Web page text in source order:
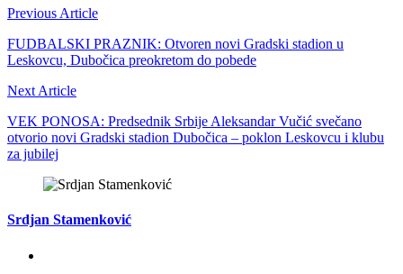
Previous Article
FUDBALSKI PRAZNIK: Otvoren novi Gradski stadion u
Leskovcu, Dubočica preokretom do pobede
Next Article
VEK PONOSA: Predsednik Srbije Aleksandar Vučić svečano
otvorio novi Gradski stadion Dubočica – poklon Leskovcu i klubu
za jubilej
Srdjan Stamenković